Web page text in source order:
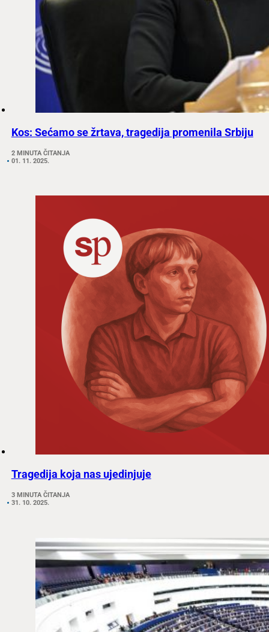
Kos: Sećamo se žrtava, tragedija promenila Srbiju
2 MINUTA ČITANJA
01. 11. 2025.
Tragedija koja nas ujedinjuje
3 MINUTA ČITANJA
31. 10. 2025.